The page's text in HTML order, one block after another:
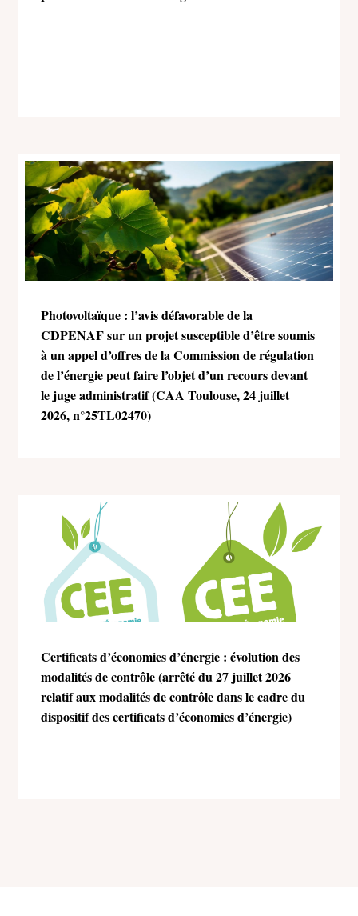
Photovoltaïque : l’avis défavorable de la
CDPENAF sur un projet susceptible d’être soumis
à un appel d’offres de la Commission de régulation
de l’énergie peut faire l’objet d’un recours devant
le juge administratif (CAA Toulouse, 24 juillet
2026, n°25TL02470)
Certificats d’économies d’énergie : évolution des
modalités de contrôle (arrêté du 27 juillet 2026
relatif aux modalités de contrôle dans le cadre du
dispositif des certificats d’économies d’énergie)